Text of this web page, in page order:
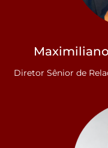
Diretor Sênior de